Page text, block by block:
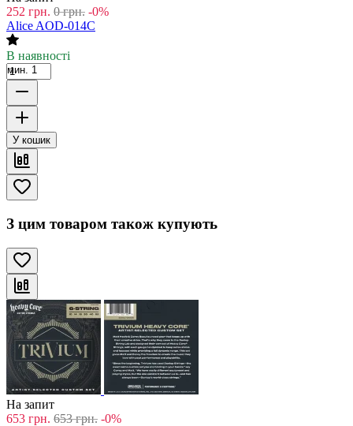
252 грн. 0 грн. -0%
Alice AOD-014C
В наявності
мин. 1
У кошик
З цим товаром також купують
На запит
653 грн. 653 грн. -0%